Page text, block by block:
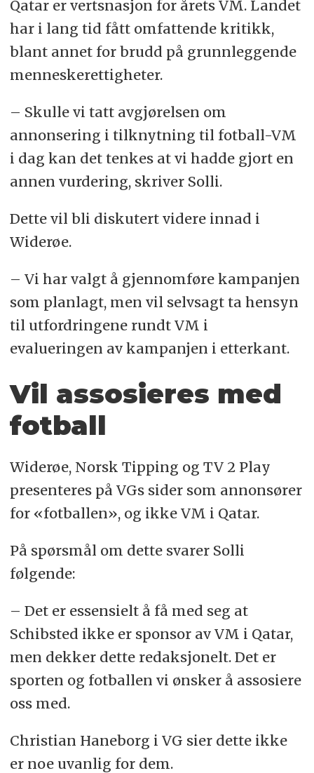
Qatar er vertsnasjon for årets VM. Landet
har i lang tid fått omfattende kritikk,
blant annet for brudd på grunnleggende
menneskerettigheter.
– Skulle vi tatt avgjørelsen om
annonsering i tilknytning til fotball-VM
i dag kan det tenkes at vi hadde gjort en
annen vurdering, skriver Solli.
Dette vil bli diskutert videre innad i
Widerøe.
– Vi har valgt å gjennomføre kampanjen
som planlagt, men vil selvsagt ta hensyn
til utfordringene rundt VM i
evalueringen av kampanjen i etterkant.
Vil assosieres med
fotball
Widerøe, Norsk Tipping og TV 2 Play
presenteres på VGs sider som annonsører
for «fotballen», og ikke VM i Qatar.
På spørsmål om dette svarer Solli
følgende:
– Det er essensielt å få med seg at
Schibsted ikke er sponsor av VM i Qatar,
men dekker dette redaksjonelt. Det er
sporten og fotballen vi ønsker å assosiere
oss med.
Christian Haneborg i VG sier dette ikke
er noe uvanlig for dem.